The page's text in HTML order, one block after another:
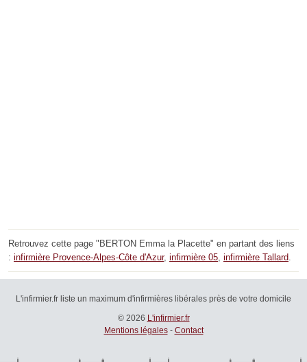
Retrouvez cette page "BERTON Emma la Placette" en partant des liens
: infirmière Provence-Alpes-Côte d'Azur, infirmière 05, infirmière Tallard.
L'infirmier.fr liste un maximum d'infirmières libérales près de votre domicile
© 2026 L'infirmier.fr
Mentions légales- Contact